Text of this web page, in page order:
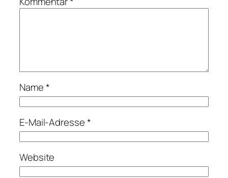
Name*
E-Mail-Adresse*
Website